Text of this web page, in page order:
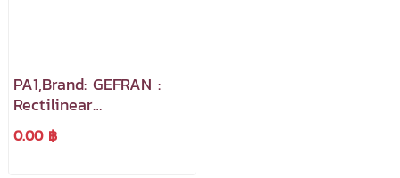
PA1,Brand: GEFRAN :
Rectilinear
Displacement
Transducer เป็น
0.00 ฿